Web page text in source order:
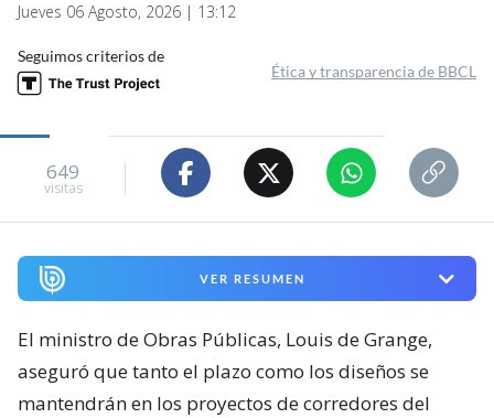
Jueves 06 Agosto, 2026 | 13:12
Seguimos criterios de
Ética y transparencia de BBCL
649
visitas
VER RESUMEN
El ministro de Obras Públicas, Louis de Grange,
aseguró que tanto el plazo como los diseños se
mantendrán en los proyectos de corredores del